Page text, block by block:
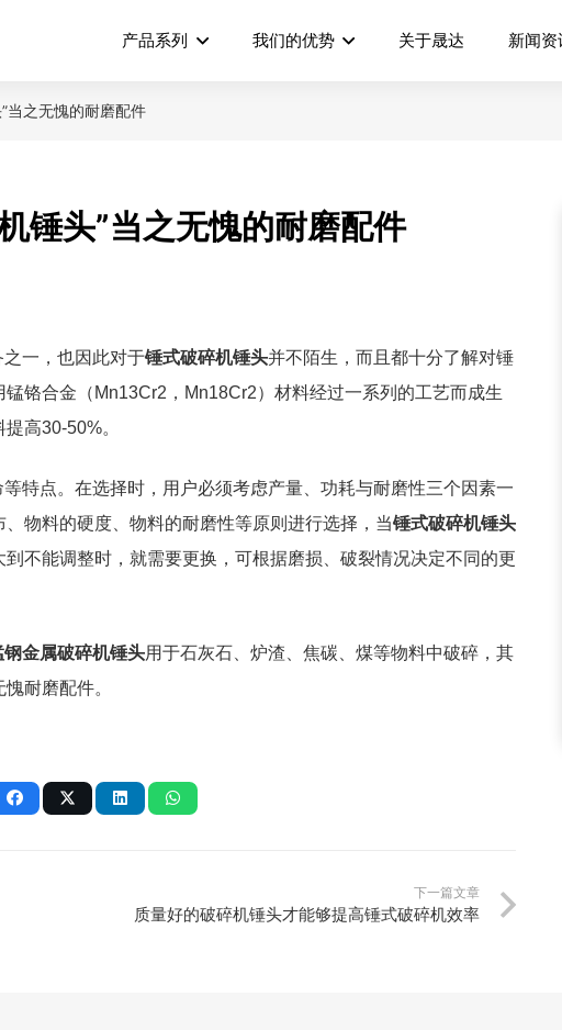
产品系列 我们的优势 关于晟达 新闻资
当之无愧的耐磨配件
锤头”当之无愧的耐磨配件
一 ，也因此对于锤式破碎机锤头并不陌生，而且都十分了解对锤
锰铬合金（ Mn13Cr2 ， Mn18Cr2）材料经过一系列的工艺而成生
提高30-50%。
特点。在选择时，用户必须考虑产量、功耗与耐磨性三个因素一
物料的硬度、物料的耐磨性等原则进行选择，当锤式破碎机锤头
不能调整时，就需要更换，可根据磨损、破裂情况决定不同的更
钢金属破碎机锤头用于石灰石、炉渣、焦碳、煤等物料中破碎，其
愧耐磨配件。
下一篇文章
质量好的破碎机锤头才能够提高锤式破碎机效率